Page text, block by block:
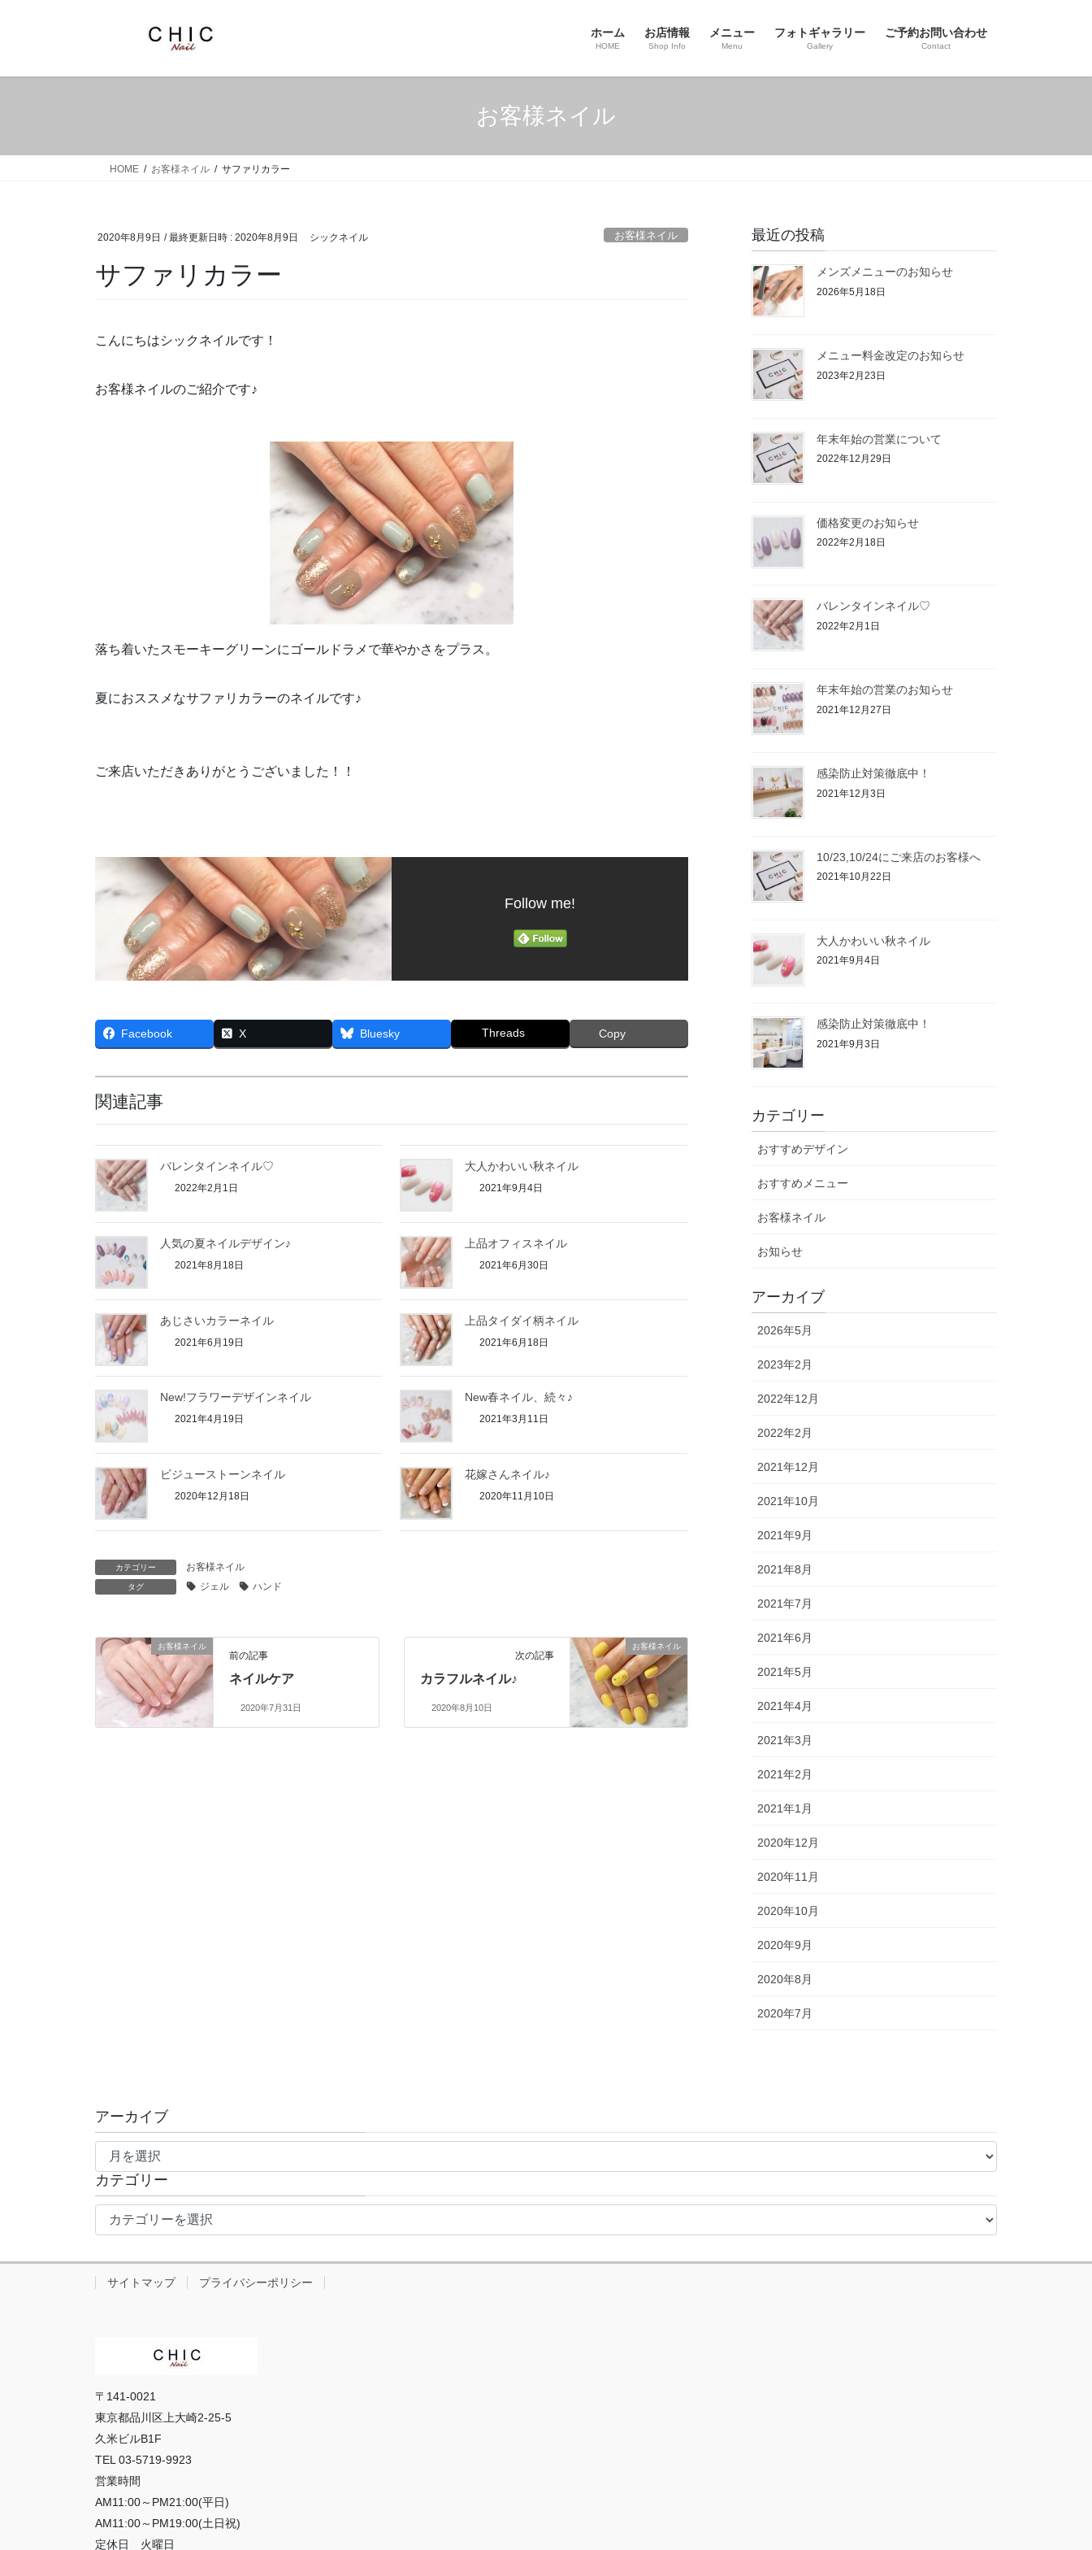
ホーム
HOME
お店情報
Shop Info
メニュー
Menu
フォトギャラリー
Gallery
ご予約お問い合わせ
Contact
お客様ネイル
HOME お客様ネイル サファリカラー
2020年8月9日 / 最終更新日時 : 2020年8月9日 シックネイル お客様ネイル
サファリカラー
こんにちはシックネイルです！
お客様ネイルのご紹介です♪
落ち着いたスモーキーグリーンにゴールドラメで華やかさをプラス。
夏におススメなサファリカラーのネイルです♪
ご来店いただきありがとうございました！！
Follow me!
Facebook X Bluesky Threads Copy
関連記事
バレンタインネイル♡
2022年2月1日
大人かわいい秋ネイル
2021年9月4日
人気の夏ネイルデザイン♪
2021年8月18日
上品オフィスネイル
2021年6月30日
あじさいカラーネイル
2021年6月19日
上品タイダイ柄ネイル
2021年6月18日
New!フラワーデザインネイル
2021年4月19日
New春ネイル、続々♪
2021年3月11日
ビジューストーンネイル
2020年12月18日
花嫁さんネイル♪
2020年11月10日
カテゴリー お客様ネイル
タグ ジェル ハンド
お客様ネイル
前の記事
ネイルケア
2020年7月31日
お客様ネイル
次の記事
カラフルネイル♪
2020年8月10日
最近の投稿
メンズメニューのお知らせ
2026年5月18日
メニュー料金改定のお知らせ
2023年2月23日
年末年始の営業について
2022年12月29日
価格変更のお知らせ
2022年2月18日
バレンタインネイル♡
2022年2月1日
年末年始の営業のお知らせ
2021年12月27日
感染防止対策徹底中！
2021年12月3日
10/23,10/24にご来店のお客様へ
2021年10月22日
大人かわいい秋ネイル
2021年9月4日
感染防止対策徹底中！
2021年9月3日
カテゴリー
おすすめデザイン
おすすめメニュー
お客様ネイル
お知らせ
アーカイブ
2026年5月
2023年2月
2022年12月
2022年2月
2021年12月
2021年10月
2021年9月
2021年8月
2021年7月
2021年6月
2021年5月
2021年4月
2021年3月
2021年2月
2021年1月
2020年12月
2020年11月
2020年10月
2020年9月
2020年8月
2020年7月
アーカイブ
ア
カ
イ
カテゴリー
テ
ー
サイトマップ プライバシーポリシー
〒141-0021
東京都品川区上大崎2-25-5
久米ビルB1F
TEL 03-5719-9923
営業時間
AM11:00～PM21:00(平日)
AM11:00～PM19:00(土日祝)
定休日 火曜日